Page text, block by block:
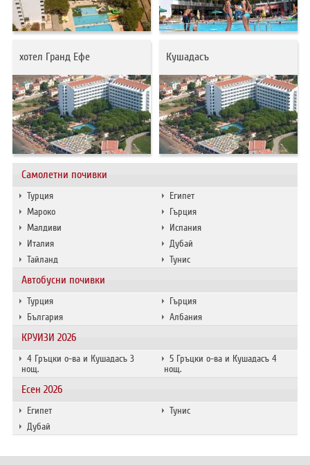
ХОТЕЛИ В ГЪРЦИЯ
НОВА ГОДИНА 2027
АВТОБУСИ ПОД НАЕМ
ЗА НАС
КОНТАКТИ
ОБЩИ УСЛОВИЯ ПАКЕТНИ
ПЪТУВАНИЯ
ПОЛИТИКА ЗА ПОВЕРИТЕЛНОСТ
Самолетни почивки
Турция
Египет
Мароко
Гърция
Малдиви
Испания
Италия
Дубай
Тайланд
Тунис
Автобусни почивки
Турция
Гърция
България
Албания
КРУИЗИ 2026
4 Гръцки о-ва и Кушадасъ 3
нощ.
5 Гръцки о-ва и Кушадасъ 4
нощ.
Есен 2026
Египет
Тунис
Дубай
хотел Гранд Ефе Кушадасъ